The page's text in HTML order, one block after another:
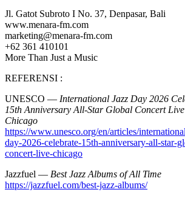
Jl. Gatot Subroto I No. 37, Denpasar, Bali
www.menara-fm.com
marketing@menara-fm.com
+62 361 410101
More Than Just a Music
REFERENSI :
UNESCO — International Jazz Day 2026
15th Anniversary All-Star Global Concert
Chicago
https://www.unesco.org/en/articles/
day-2026-celebrate-15th-anniversary-all-star-
concert-live-chicago
Jazzfuel — Best Jazz Albums of All Time
https://jazzfuel.com/best-jazz-albums/